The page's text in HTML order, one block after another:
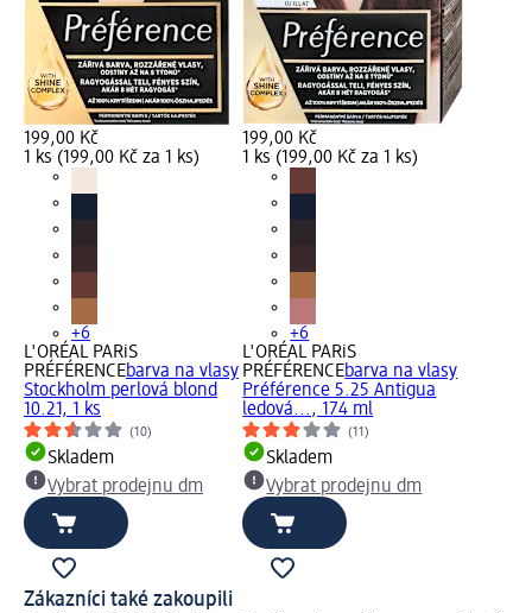
199,00 Kč
1 ks (199,00 Kč za 1 ks)
+6
L'ORÉAL PARiS
PRÉFÉRENCEbarva na vlasy
Stockholm perlová blond
10.21, 1 ks
(10)
Skladem
Vybrat prodejnu dm
199,00 Kč
1 ks (199,00 Kč za 1 ks)
+6
L'ORÉAL PARiS
PRÉFÉRENCEbarva na vlasy
Préférence 5.25 Antigua
ledová..., 174 ml
(11)
Skladem
Vybrat prodejnu dm
Zákazníci také zakoupili